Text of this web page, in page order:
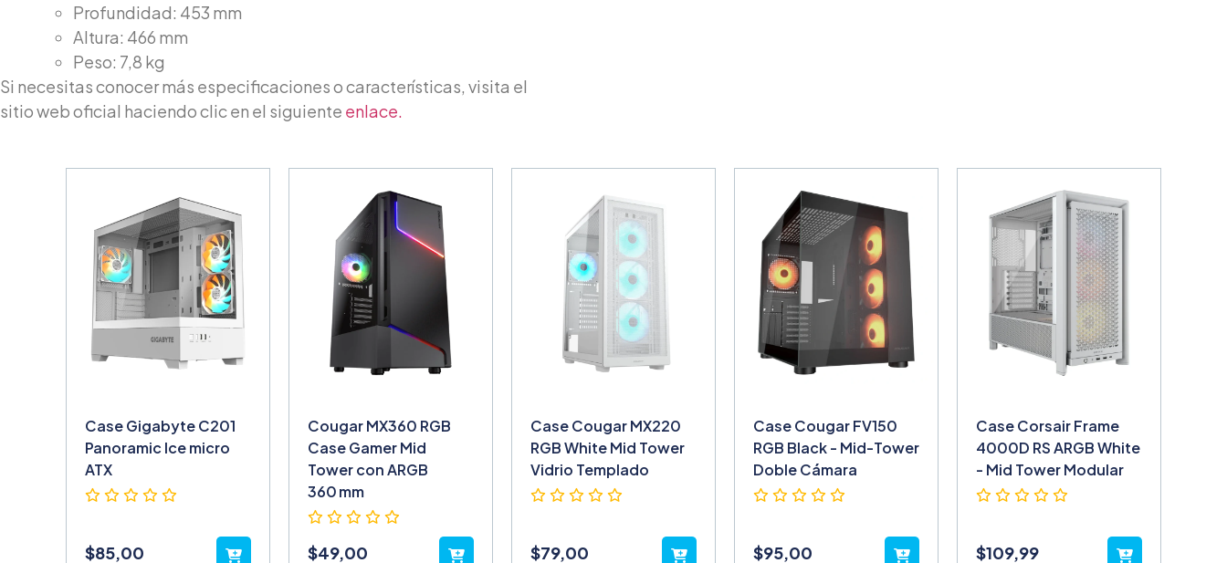
Profundidad: 453 mm
Altura: 466 mm
Peso: 7,8 kg
Si necesitas conocer más especificaciones o características, visita el
sitio web oficial haciendo clic en el siguiente enlace.
Case Gigabyte C201
Panoramic Ice micro
ATX
$85,00
Cougar MX360 RGB
Case Gamer Mid
Tower con ARGB
360 mm
$49,00
Case Cougar MX220
RGB White Mid Tower
Vidrio Templado
$79,00
Case Cougar FV150
RGB Black - Mid-Tower
Doble Cámara
$95,00
Case Corsair Frame
4000D RS ARGB White
- Mid Tower Modular
$109,99